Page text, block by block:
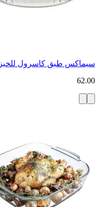
سيماكس طبق كاسرول للخبز
62.00